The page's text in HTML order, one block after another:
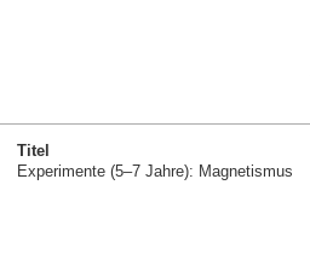
Titel
Experimente (5–7 Jahre): Magnetismus